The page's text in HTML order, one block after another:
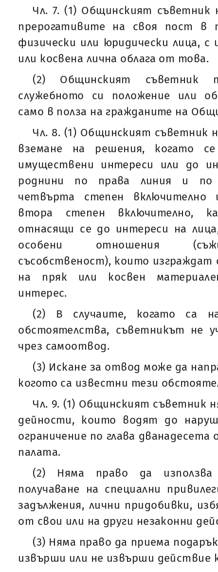
Чл. 7. (1) Общинският съветник
прерогативите на своя пост в
физически или юридически лица, с
или косвена лична облага от това.
(2) Общинският съветник
служебното си положение или
само в полза на гражданите на
Чл. 8. (1) Общинският съветник
вземане на решения, когато
имуществени интереси или до
роднини по права линия и по
четвърта степен
втора степен включително,
отнасящи се до интереси на
особени отношения
съсобственост), които изграждат
на пряк или косвен
интерес.
(2) В случаите, когато са
обстоятелства, съветникът не
чрез самоотвод.
(3) Искане за отвод може да
когото са известни тези
Чл. 9. (1) Общинският съветник
дейности, които водят до
ограничение по глава
палата.
(2) Няма право да
получаване на специални
задължения, лични придобивки,
от свои или на други незаконни
(3) Няма право да приема
извърши или не извърши действие